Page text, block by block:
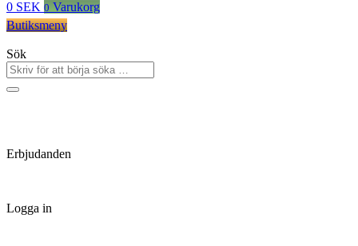
0 SEK 0 Varukorg
Butiksmeny
Sök
Erbjudanden
Logga in